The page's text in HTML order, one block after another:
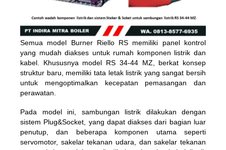
Semua model Burner Riello RS ​​memiliki panel kontrol
yang mudah diakses untuk rumah komponen listrik dan
kabel. Khususnya model RS 34-44 MZ, berkat konsep
struktur baru, memiliki tata letak listrik yang sangat bersih
untuk mengoptimalkan kecepatan pemasangan dan
perawatan.
Pada model ini, sambungan listrik dilakukan dengan
sistem Plug&Socket, yang dapat diakses dari bagian luar
penutup, dan beberapa komponen utama seperti
servomotor, sakelar tekanan udara, dan sakelar tekanan